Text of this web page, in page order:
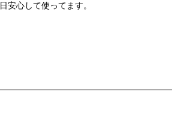
安心して使ってます。